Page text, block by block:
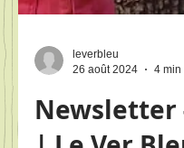
leverbleu